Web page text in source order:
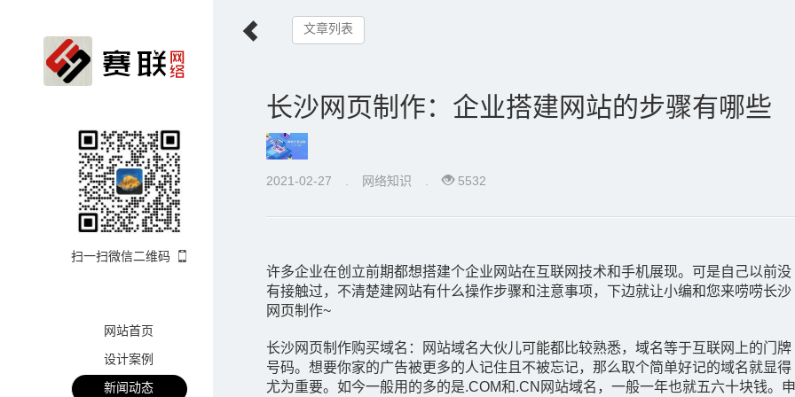
扫一扫微信二维码
网站首页
设计案例
新闻动态
文章列表
长沙网页制作：企业搭建网站的步骤有哪些
2021-02-27 网络知识 5532
许多企业在创立前期都想搭建个企业网站在互联网技术和手机展现。可是自己以前没
有接触过，不清楚建网站有什么操作步骤和注意事项，下边就让小编和您来唠唠长沙
网页制作~
长沙网页制作购买域名：网站域名大伙儿可能都比较熟悉，域名等于互联网上的门牌
号码。想要你家的广告被更多的人记住且不被忘记，那么取个简单好记的域名就显得
尤为重要。如今一般用的多的是.COM和.CN网站域名，一般一年也就五六十块钱。申